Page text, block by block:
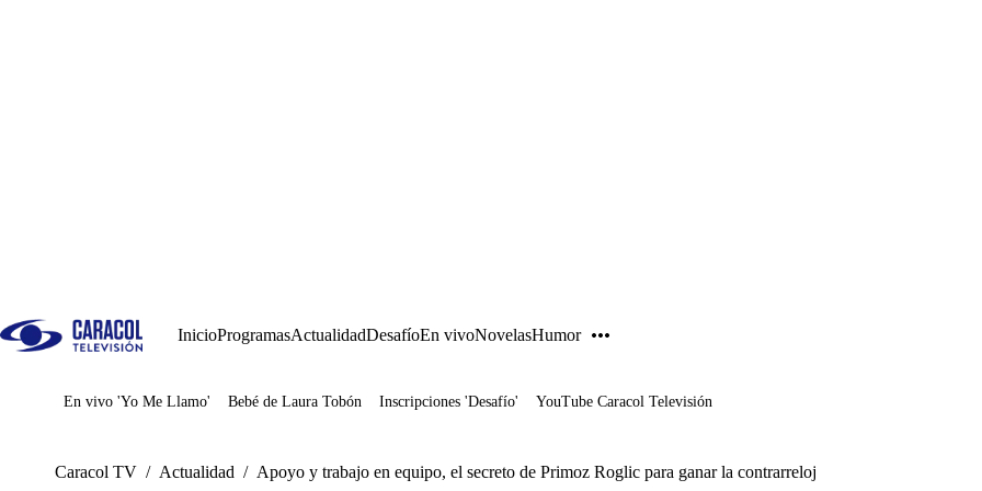
InicioProgramasActualidadDesafíoEn vivoNovelasHumor
Juegos
En vivo 'Yo Me Llamo' Bebé de Laura Tobón Inscripciones 'Desafío' YouTube Caracol Televisión
Caracol TV / Actualidad / Apoyo y trabajo en equipo, el secreto de Primoz Roglic para ganar la contrarreloj